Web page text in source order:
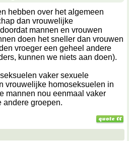
hebben over het algemeen
dan vrouwelijke
mannen en vrouwen
doen het sneller dan vrouwen
vroeger een geheel andere
kunnen we niets aan doen).
vaker sexuele
vrouwelijke homoseksuelen in
mannen nou eenmaal vaker
andere groepen.